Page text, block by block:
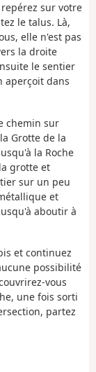
sur votre
le talus. Là,
elle n'est pas
la droite
le sentier
aperçoit dans
chemin sur
Grotte de la
la Roche
grotte et
sur un peu
et
aboutir à
et continuez
possibilité
vous
une fois sorti
partez